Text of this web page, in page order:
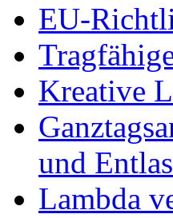
EU-
Kreative
und
Lambda